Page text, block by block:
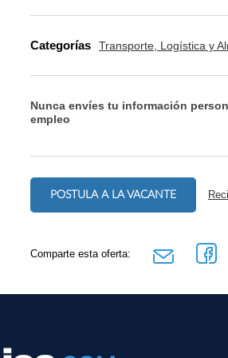
Categorías Transporte, Logística y
Nunca envíes tu información
empleo
POSTULA A LA VACANTE
Comparte esta oferta: